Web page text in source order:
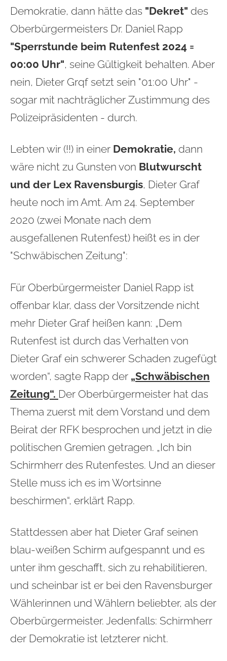
Demokratie, dann hätte das "Dekret" des
Oberbürgermeisters Dr. Daniel Rapp
"Sperrstunde beim Rutenfest 2024 =
00:00 Uhr", seine Gültigkeit behalten. Aber
nein, Dieter Grqf setzt sein "01:00 Uhr" -
sogar mit nachträglicher Zustimmung des
Polizeipräsidenten - durch.
Lebten wir (!!) in einer Demokratie, dann
wäre nicht zu Gunsten von Blutwurscht
und der Lex Ravensburgis, Dieter Graf
heute noch im Amt. Am 24. September
2020 (zwei Monate nach dem
ausgefallenen Rutenfest) heißt es in der
"Schwäbischen Zeitung":
Für Oberbürgermeister Daniel Rapp ist
offenbar klar, dass der Vorsitzende nicht
mehr Dieter Graf heißen kann: „Dem
Rutenfest ist durch das Verhalten von
Dieter Graf ein schwerer Schaden zugefügt
worden“, sagte Rapp der „Schwäbischen
Zeitung“. Der Oberbürgermeister hat das
Thema zuerst mit dem Vorstand und dem
Beirat der RFK besprochen und jetzt in die
politischen Gremien getragen. „Ich bin
Schirmherr des Rutenfestes. Und an dieser
Stelle muss ich es im Wortsinne
beschirmen“, erklärt Rapp.
Stattdessen aber hat Dieter Graf seinen
blau-weißen Schirm aufgespannt und es
unter ihm geschafft, sich zu rehabilitieren,
und scheinbar ist er bei den Ravensburger
Wählerinnen und Wählern beliebter, als der
Oberbürgermeister. Jedenfalls: Schirmherr
der Demokratie ist letzterer nicht.